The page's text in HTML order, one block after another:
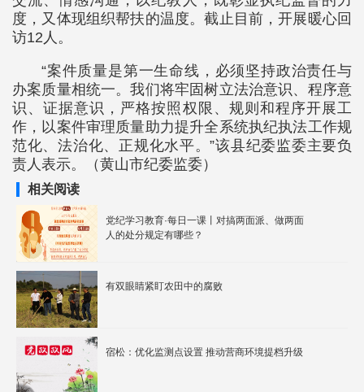
度，又体现组织帮扶的温度。截止目前，开展暖心回
访12人。
“案件质量是第一生命线，必须坚持政治责任与
办案质量相统一。我们将牢固树立法治意识、程序意
识、证据意识，严格按照权限、规则和程序开展工
作，以案件审理质量助力提升全系统执纪执法工作规
范化、法治化、正规化水平。”该县纪委监委主要负
责人表示。（黄山市纪委监委）
相关阅读
党纪学习教育·每日一课丨对搞两面派、做两面
人的处分规定有哪些？
有双眼睛紧盯农田中的腐败
宿松：优化监测点设置 推动营商环境提档升级